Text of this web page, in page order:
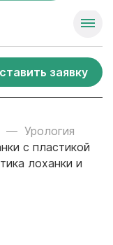
заявку
Урология
с пластикой
лоханки и